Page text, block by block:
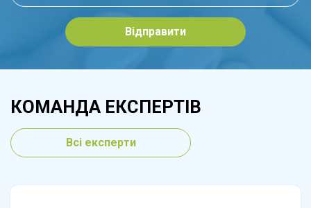
Відправити
КОМАНДА ЕКСПЕРТІВ
Всі експерти